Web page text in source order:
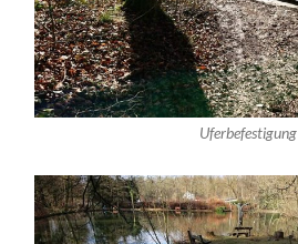
Uferbefestigung